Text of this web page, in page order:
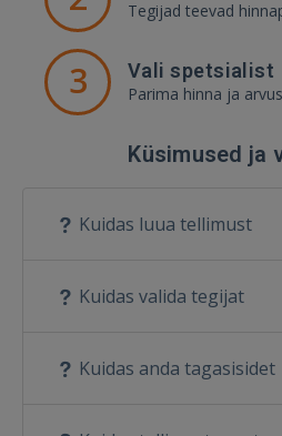
Tegijad teevad
3 Vali spetsialist
Parima hinna ja
Küsimused ja
Kuidas luua tellimust
Kuidas valida tegijat
Kuidas anda tagasisidet